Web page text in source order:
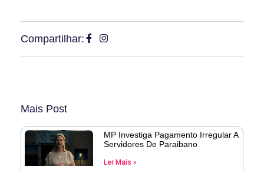
Compartilhar:
Mais Post
MP Investiga Pagamento Irregular A
Servidores De Paraibano
Ler Mais »